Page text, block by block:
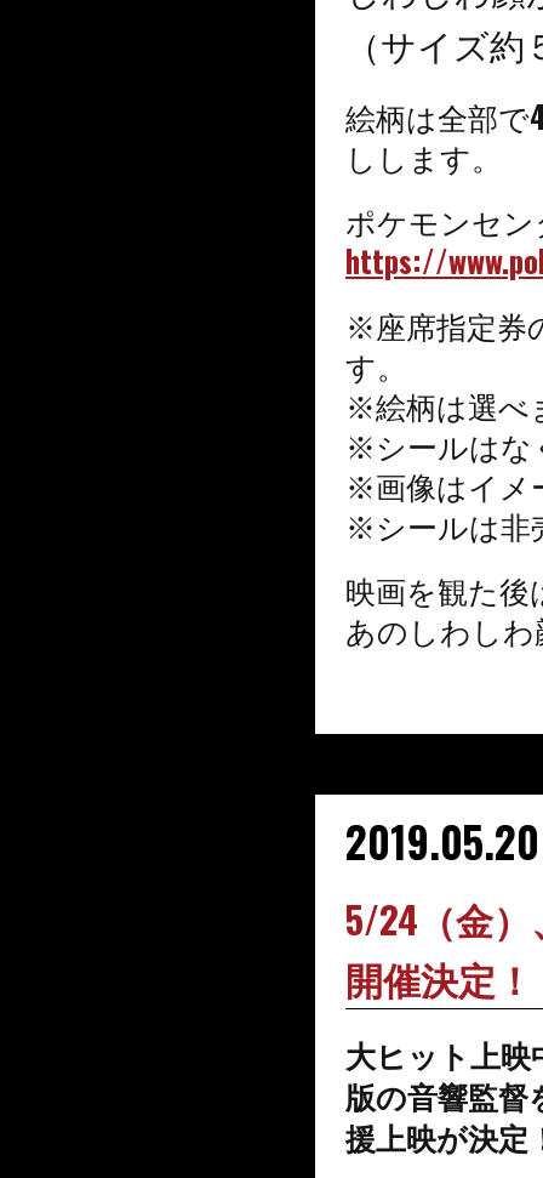
（サイズ
絵柄は全部で
しします。
ポケモンセ
https://
※座席指定券
す。
※絵柄は選べ
※シールはな
※画像はイメ
※シールは非
映画を観た
あのしわし
2019.05.20
5/24（金
開催決定！
大ヒット上
版の音響監督
援上映が決定